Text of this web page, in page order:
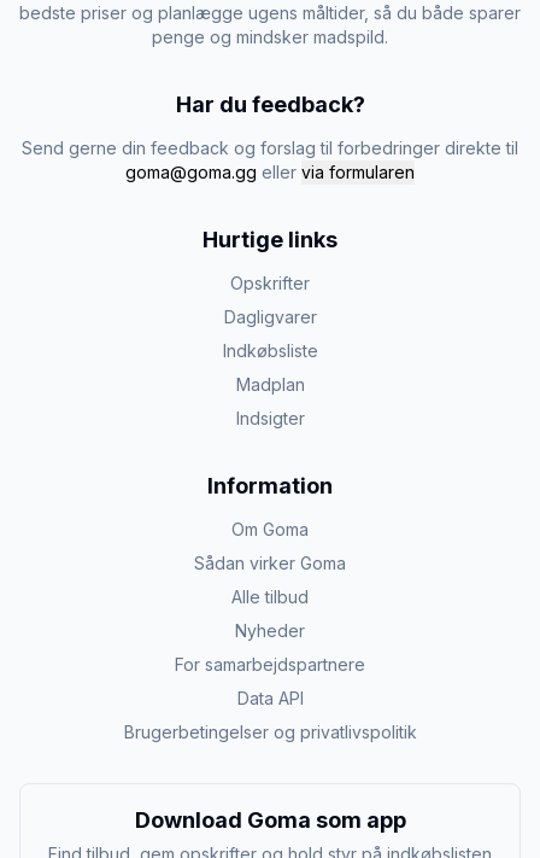
bedste priser og planlægge ugens måltider, så du både sparer
penge og mindsker madspild.
Har du feedback?
Send gerne din feedback og forslag til forbedringer direkte til
goma@goma.gg eller via formularen
Hurtige links
Opskrifter
Dagligvarer
Indkøbsliste
Madplan
Indsigter
Information
Om Goma
Sådan virker Goma
Alle tilbud
Nyheder
For samarbejdspartnere
Data API
Brugerbetingelser og privatlivspolitik
Download Goma som app
Find tilbud, gem opskrifter og hold styr på indkøbslisten